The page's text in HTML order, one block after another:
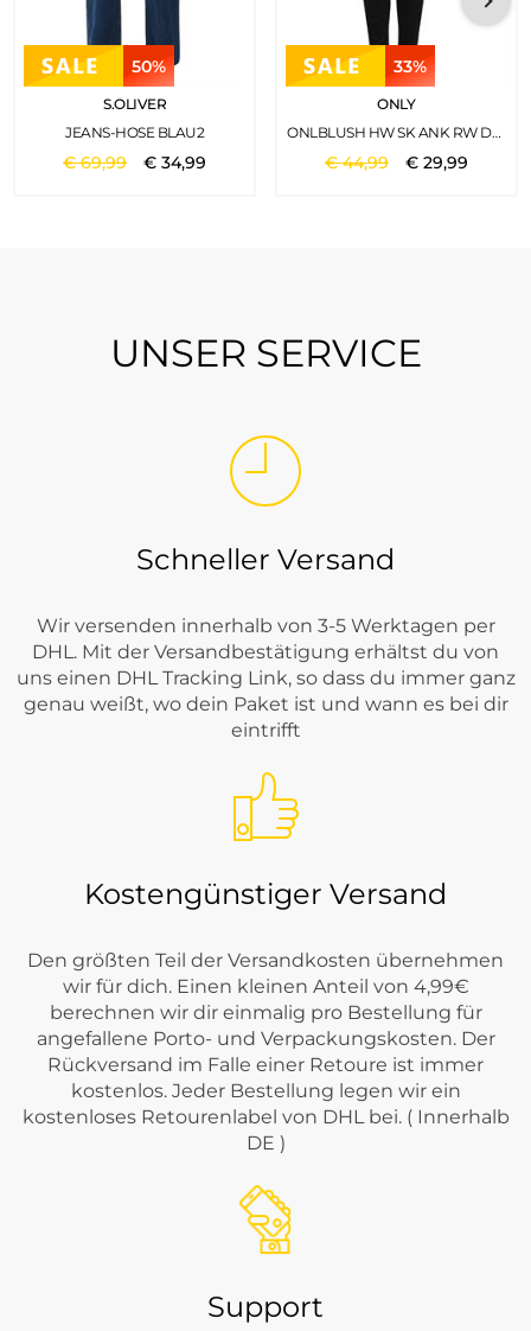
50%
S.OLIVER
JEANS-HOSE BLAU2
€69,99 €34,99
33%
ONLY
ONLBLUSH HW SK ANK RW DNM REA005 WASHED BLACK
€44,99 € 29,99
UNSER SERVICE
Schneller Versand
Wir versenden innerhalb von 3-5 Werktagen per
DHL. Mit der Versandbestätigung erhältst du von
uns einen DHL Tracking Link, so dass du immer ganz
genau weißt, wo dein Paket ist und wann es bei dir
eintrifft
Kostengünstiger Versand
Den größten Teil der Versandkosten übernehmen
wir für dich. Einen kleinen Anteil von 4,99€
berechnen wir dir einmalig pro Bestellung für
angefallene Porto- und Verpackungskosten. Der
Rückversand im Falle einer Retoure ist immer
kostenlos. Jeder Bestellung legen wir ein
kostenloses Retourenlabel von DHL bei. ( Innerhalb
DE )
Support